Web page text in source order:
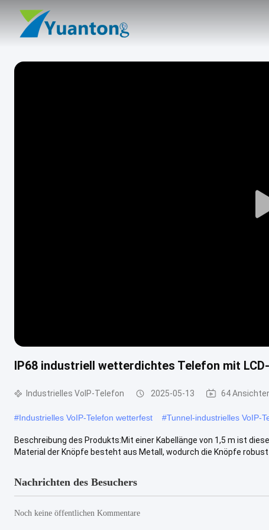
IP68 industriell wetterdichtes Telefon mit
Industrielles VoIP-Telefon 2025-05-13 64
#Industrielles VoIP-Telefon wetterfest #Tunnel-industrielles VoIP-
Beschreibung des Produkts:Mit einer Kabellänge von 1,5 m ist
Material der Knöpfe besteht aus Metall, wodurch die Knöpfe robust
Nachrichten des Besuchers
Noch keine öffentlichen Kommentare